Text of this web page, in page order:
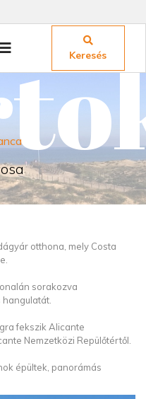
Keresés
otthona, mely Costa
sorakozva
fekszik Alicante
Nemzetközi Repülőtértől.
épültek, panorámás